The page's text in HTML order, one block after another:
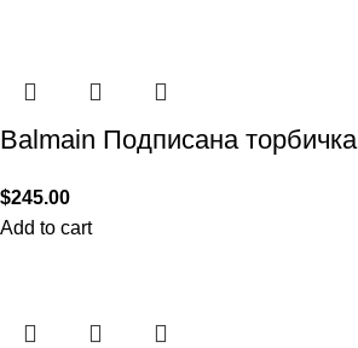
Balmain Подписана торбичка
$245.00
Add to cart